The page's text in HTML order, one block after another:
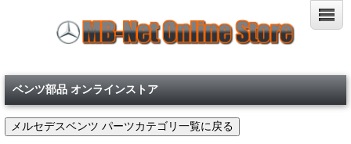
ベンツ部品 オンラインストア